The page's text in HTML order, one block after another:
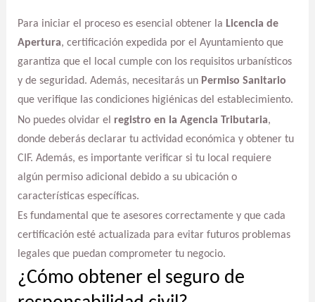
Para iniciar el proceso es esencial obtener la Licencia de
Apertura, certificación expedida por el Ayuntamiento que
garantiza que el local cumple con los requisitos urbanísticos
y de seguridad. Además, necesitarás un Permiso Sanitario
que verifique las condiciones higiénicas del establecimiento.
No puedes olvidar el registro en la Agencia Tributaria,
donde deberás declarar tu actividad económica y obtener tu
CIF. Además, es importante verificar si tu local requiere
algún permiso adicional debido a su ubicación o
características específicas.
Es fundamental que te asesores correctamente y que cada
certificación esté actualizada para evitar futuros problemas
legales que puedan comprometer tu negocio.
¿Cómo obtener el seguro de